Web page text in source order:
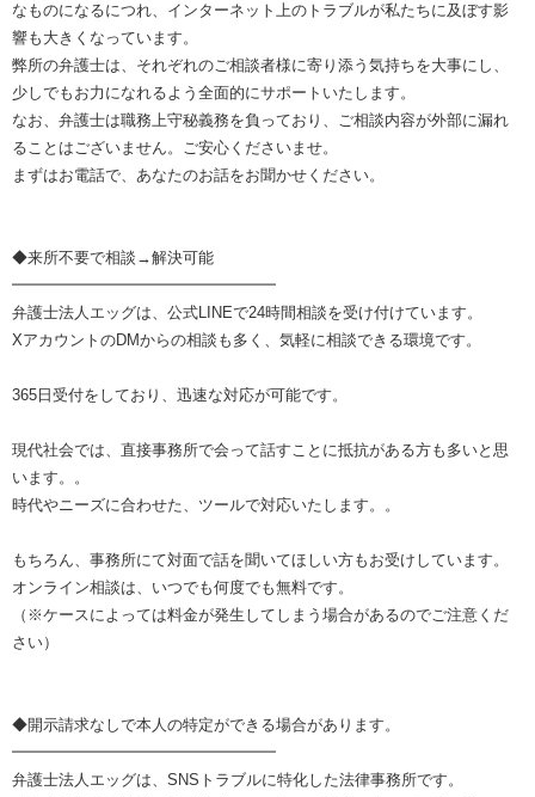
なものになるにつれ、インターネット上のトラブルが私たちに及ぼす影
響も大きくなっています。
弊所の弁護士は、それぞれのご相談者様に寄り添う気持ちを大事にし、
少しでもお力になれるよう全面的にサポートいたします。
なお、弁護士は職務上守秘義務を負っており、ご相談内容が外部に漏れ
ることはございません。ご安心くださいませ。
まずはお電話で、あなたのお話をお聞かせください。
◆来所不要で相談→解決可能
━━━━━━━━━━━━━━━━━
弁護士法人エッグは、公式LINEで24時間相談を受け付けています。
XアカウントのDMからの相談も多く、気軽に相談できる環境です。
365日受付をしており、迅速な対応が可能です。
現代社会では、直接事務所で会って話すことに抵抗がある方も多いと思
います。。
時代やニーズに合わせた、ツールで対応いたします。。
もちろん、事務所にて対面で話を聞いてほしい方もお受けしています。
オンライン相談は、いつでも何度でも無料です。
（※ケースによっては料金が発生してしまう場合があるのでご注意くだ
さい）
◆開示請求なしで本人の特定ができる場合があります。
━━━━━━━━━━━━━━━━━
弁護士法人エッグは、SNSトラブルに特化した法律事務所です。